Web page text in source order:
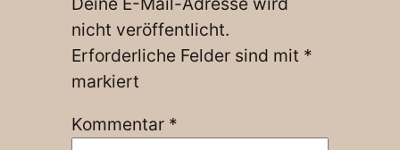
nicht veröffentlicht.
Erforderliche Felder sind mit *
markiert
Kommentar *